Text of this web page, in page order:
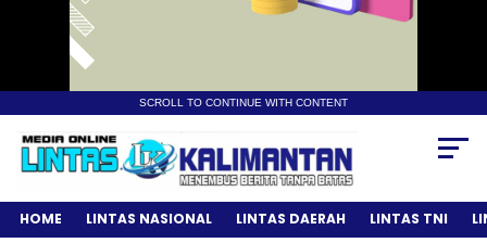
SCROLL TO CONTINUE WITH CONTENT
HOME LINTAS NASIONAL LINTAS DAERAH LINTAS TNI